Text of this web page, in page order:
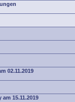
02.11.2019
15.11.2019